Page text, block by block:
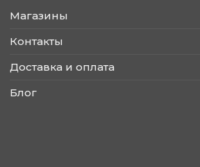
Магазины
Контакты
Доставка и оплата
Блог